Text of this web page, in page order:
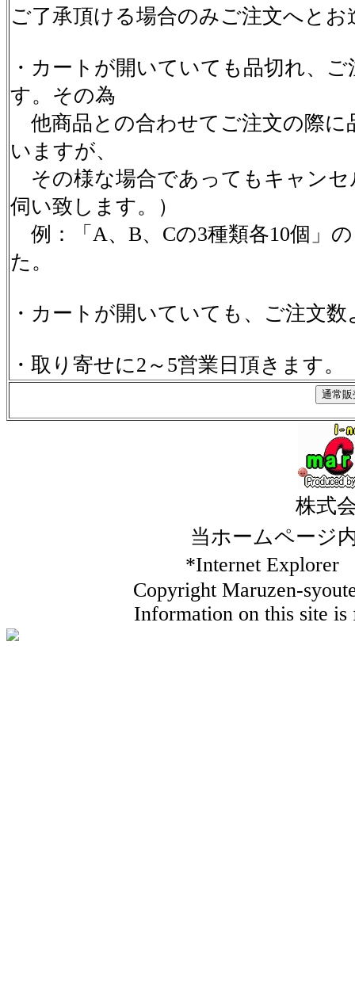
ご了承頂ける場合のみご注文へとお
・カートが開いていても品切れ、
す。その為
他商品との合わせてご注文の際に
いますが、
その様な場合であってもキャンセ
伺い致します。）
例：「A、B、Cの3種類各10個」
た。
・カートが開いていても、ご注文
・取り寄せに2～5営業日頂きます。
株式
当ホームページ
*Internet
Copyright Maruzen-
Information on this site is